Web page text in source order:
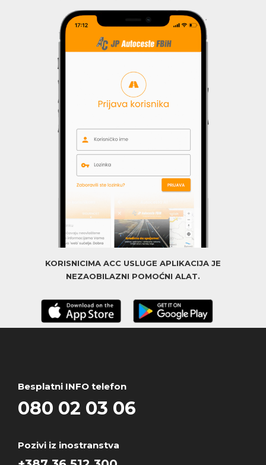
KORISNICIMA ACC USLUGE APLIKACIJA JE
NEZAOBILAZNI POMOĆNI ALAT.
Besplatni INFO telefon
080 02 03 06
Pozivi iz inostranstva